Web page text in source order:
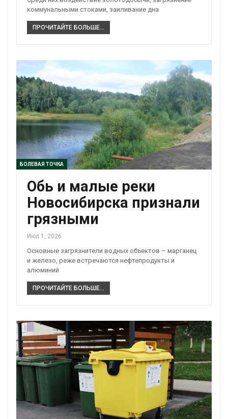
коммунальными стоками, заиливание дна
ПРОЧИТАЙТЕ БОЛЬШЕ...
БОЛЕВАЯ ТОЧКА
Обь и малые реки
Новосибирска признали
грязными
Июл 1, 2026
Основные загрязнители водных объектов – марганец
и железо, реже встречаются нефтепродукты и
алюминий
ПРОЧИТАЙТЕ БОЛЬШЕ...